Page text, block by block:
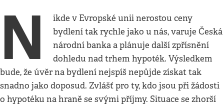
N
ikde v Evropské unii nerostou ceny
bydlení tak rychle jako u nás, varuje Česká
národní banka a plánuje další zpřísnění
dohledu nad trhem hypoték. Výsledkem
bude, že úvěr na bydlení nejspíš nepůjde získat tak
snadno jako doposud. Zvlášť pro ty, kdo jsou při žádosti
o hypotéku na hraně se svými příjmy. Situace se zhorší